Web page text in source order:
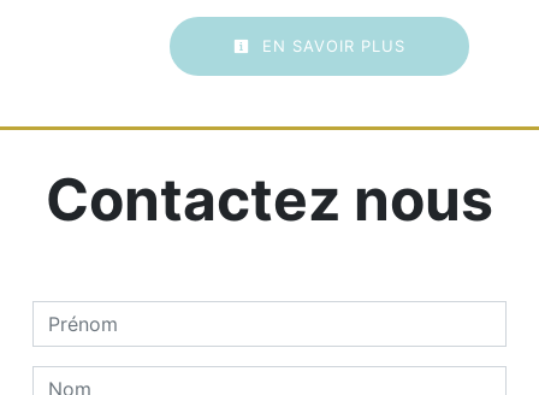
EN SAVOIR PLUS
Contactez nous